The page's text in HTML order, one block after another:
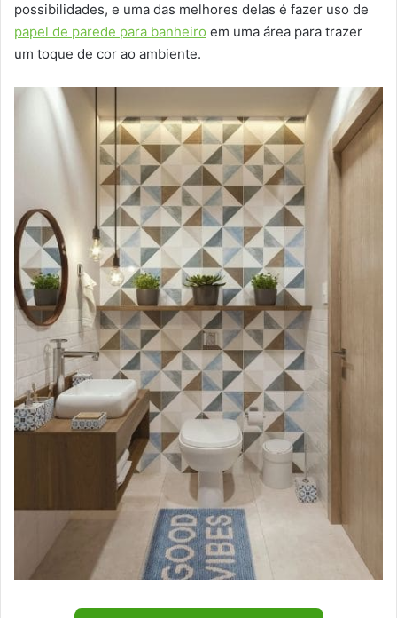
possibilidades, e uma das melhores delas é fazer uso de
papel de parede para banheiro em uma área para trazer
um toque de cor ao ambiente.